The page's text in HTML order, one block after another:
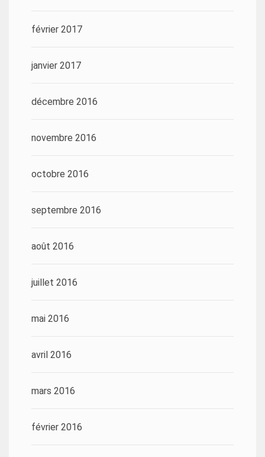
février 2017
janvier 2017
décembre 2016
novembre 2016
octobre 2016
septembre 2016
août 2016
juillet 2016
mai 2016
avril 2016
mars 2016
février 2016